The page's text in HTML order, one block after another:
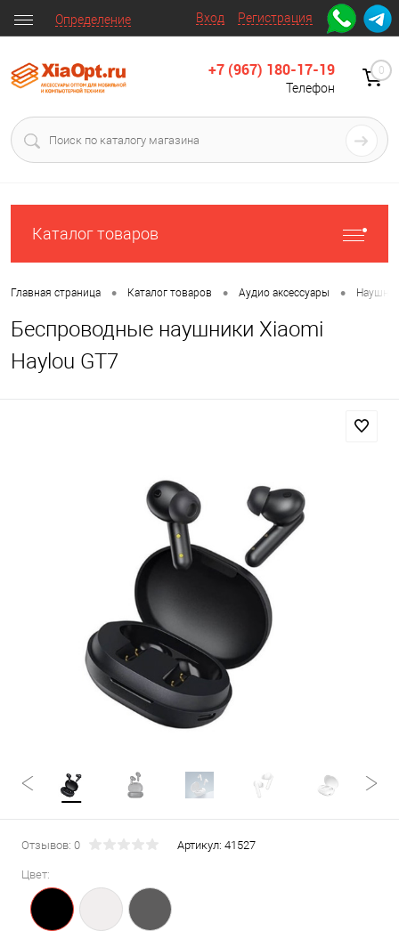
Вход Регистрация
Определение
+7 (967) 180-17-19
Телефон
0
Каталог товаров
Главная страница • Каталог товаров • Аудио аксессуары •
Беспроводные наушники Xiaomi
Haylou GT7
Отзывов: 0 Артикул: 41527
Цвет: